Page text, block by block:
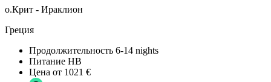
о.Крит - Ираклион
Греция
Продолжительность 6-14 nights
Питание HB
Цена от 1021 €